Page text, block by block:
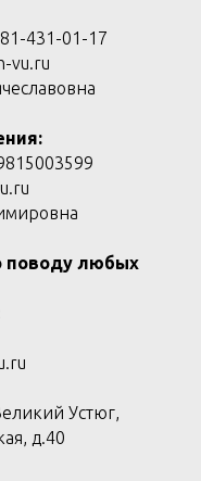
431-01-17
vu.ru
поводу любых
Устюг,
д.40